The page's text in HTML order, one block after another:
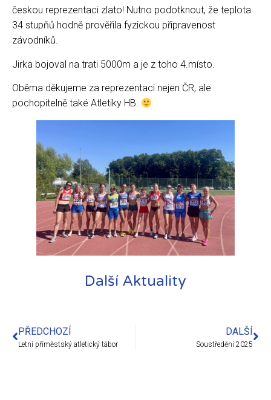
českou reprezentaci zlato! Nutno podotknout, že teplota
34 stupňů hodně prověřila fyzickou připravenost
závodníků.
Jirka bojoval na trati 5000m a je z toho 4.místo.
Oběma děkujeme za reprezentaci nejen ČR, ale
pochopitelně také Atletiky HB.
Další Aktuality
PŘEDCHOZÍ
Letní příměstský atletický tábor
DALŠÍ
Soustředění 2025